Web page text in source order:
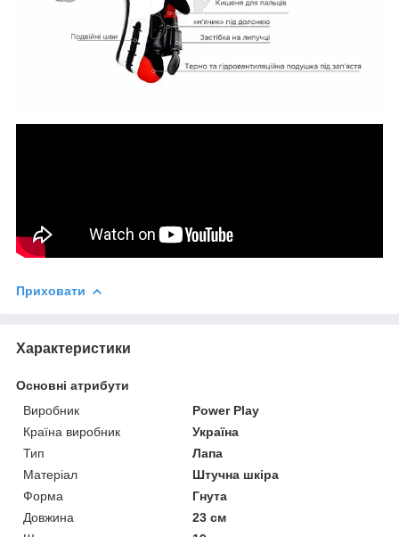
Приховати
Характеристики
Основні атрибути
Виробник
Power Play
Країна виробник
Україна
Тип
Лапа
Матеріал
Штучна шкіра
Форма
Гнута
Довжина
23 см